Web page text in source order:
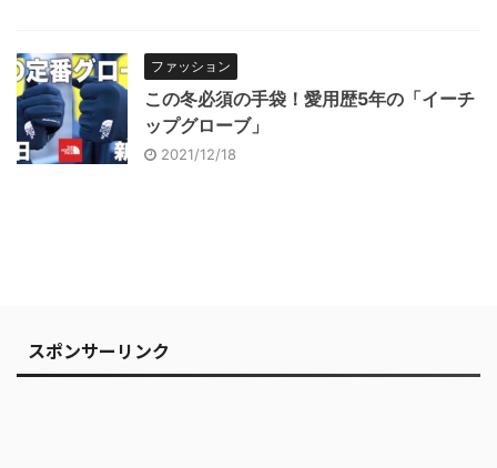
ファッション
この冬必須の手袋！愛用歴5年の「イーチ
ップグローブ」
2021/12/18
スポンサーリンク